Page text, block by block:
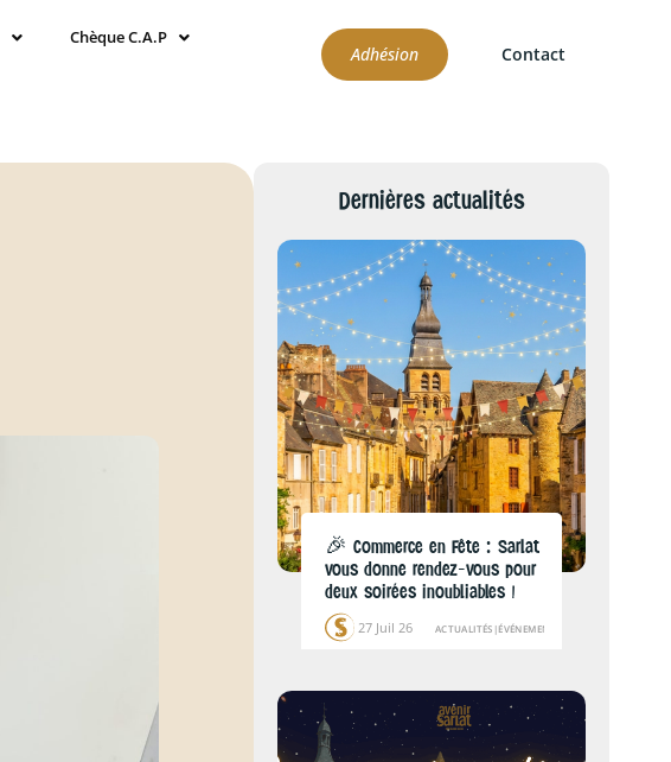
Chèque C.A.P
Adhésion Contact
Dernières actualités
🎉 Commerce en Fête : Sarlat
vous donne rendez-vous pour
deux soirées inoubliables !
27 Juil 26 ACTUALITÉS |ÉVÉNEMENTS